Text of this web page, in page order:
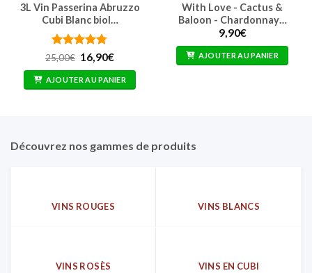
3L Vin Passerina Abruzzo
Cubi Blanc biol…
Note 4.75
25,00€ Le
prix
initial
était :
16,90€Le
actuel
est :
AJOUTER AU PANIER
With Love - Cactus &
Baloon - Chardonnay…
9,90€
AJOUTER AU PANIER
Découvrez nos gammes de produits
VINS ROUGES VINS BLANCS
VINS ROSÈS VINS EN CUBI